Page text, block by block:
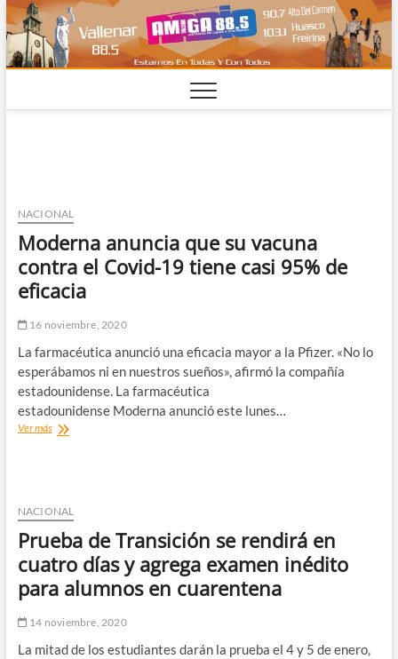
Saltar
al
contenido
NACIONAL
Moderna anuncia que su vacuna
contra el Covid-19 tiene casi 95% de
eficacia
16 noviembre, 2020
La farmacéutica anunció una eficacia mayor a la Pfizer. «No lo
esperábamos ni en nuestros sueños», afirmó la compañía
estadounidense. La farmacéutica
estadounidense Moderna anunció este lunes…
Ver másModerna
contra
el
Covid-
19
tiene
casi
de
NACIONAL
Prueba de Transición se rendirá en
cuatro días y agrega examen inédito
para alumnos en cuarentena
14 noviembre, 2020
La mitad de los estudiantes darán la prueba el 4 y 5 de enero,